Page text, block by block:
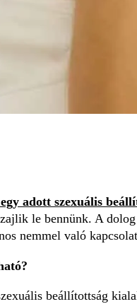
adott szexuális
le bennünk. A
nemmel való
beállítottság